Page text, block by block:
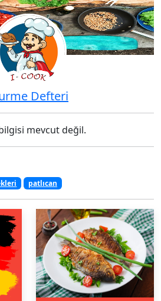
Defteri
mevcut değil.
patlıcan